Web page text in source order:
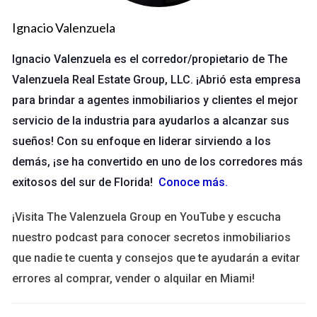
educativas:
Graduación de una institución educativa acreditada.
Completación de un programa de formación específico
relacionado con la carrera.
Obtención de un título o certificado reconocido a nivel
Participación en cursos de educación continua, según lo
establecido por la junta correspondiente.
Estos requisitos aseguran que los profesionales estén
servicios de calidad y cumplir con las expectativas del sector.
Licencias específicas y sus requisitos
Cada profesión en Florida tiene sus propios requisitos de
Ignacio Valenzuela
Ignacio Valenzuela es el corredor/propietario de The
Valenzuela Real Estate Group, LLC. ¡Abrió esta empresa
para brindar a agentes inmobiliarios y clientes el mejor
servicio de la industria para ayudarlos a alcanzar sus
sueños! Con su enfoque en liderar sirviendo a los
demás, ¡se ha convertido en uno de los corredores más
exitosos del sur de Florida! Conoce más.
¡Visita The Valenzuela Group en YouTube y escucha
nuestro podcast para conocer secretos inmobiliarios
que nadie te cuenta y consejos que te ayudarán a evitar
errores al comprar, vender o alquilar en Miami!